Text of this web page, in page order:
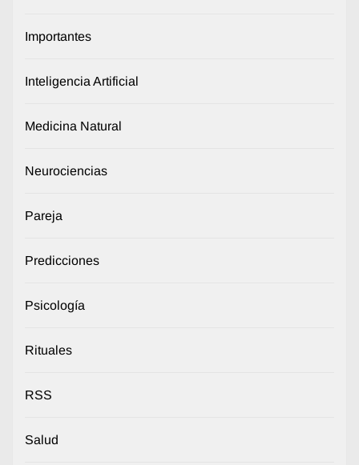
Importantes
Inteligencia Artificial
Medicina Natural
Neurociencias
Pareja
Predicciones
Psicología
Rituales
RSS
Salud